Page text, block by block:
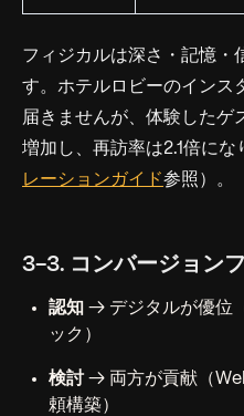
フィジカルは深さ・記憶・
す。ホテルロビーのインス
届きませんが、体験したゲ
増加し、再訪率は2.1倍にな
レーションガイド 参照）。
3-3. コンバージョン
認知 → デジタルが優位
ック）
検討→ 両方が貢献（
頼構築）